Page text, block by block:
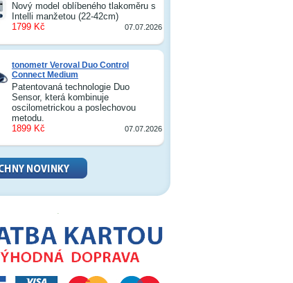
Nový model oblíbeného tlakoměru s
Intelli manžetou (22-42cm)
1799 Kč
07.07.2026
tonometr Veroval Duo Control
Connect Medium
Patentovaná technologie Duo
Sensor, která kombinuje
oscilometrickou a poslechovou
metodu.
1899 Kč
07.07.2026